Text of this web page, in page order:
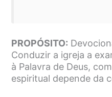
PROPÓSITO:
Conduzir a igreja a
à Palavra de Deus,
espiritual depende da